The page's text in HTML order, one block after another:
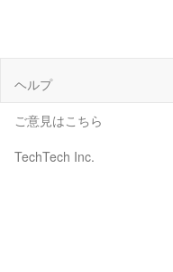
ヘルプ
ご意見はこちら
TechTech Inc.